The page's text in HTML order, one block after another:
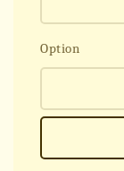
Option